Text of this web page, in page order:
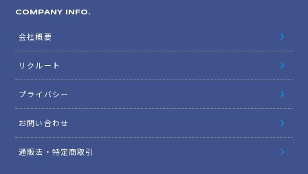
COMPANY INFO.
会社概要
リクルート
プライバシー
お問い合わせ
通販法・特定商取引